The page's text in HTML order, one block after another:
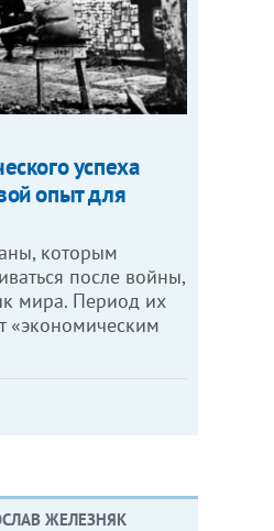
успеха
опыт для
которым
после войны,
мира. Период их
«экономическим
ЖЕЛЕЗНЯК